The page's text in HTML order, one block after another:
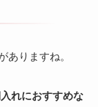
ありますね。
れにおすすめな